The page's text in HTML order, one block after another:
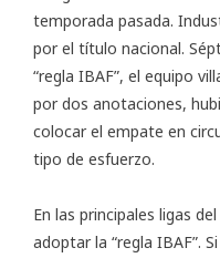
temporada pasada.
por el título nacional.
“regla IBAF”, el equipo
por dos anotaciones,
colocar el empate en
tipo de esfuerzo.
En las principales ligas
adoptar la “regla IBAF”.